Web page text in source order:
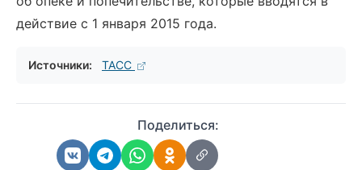
действие с 1 января 2015 года.
Источники: ТАСС
Поделиться: